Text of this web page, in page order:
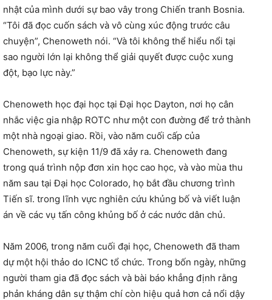
nhật của mình dưới sự bao vây trong Chiến tranh Bosnia.
“Tôi đã đọc cuốn sách và vô cùng xúc động trước câu
chuyện”, Chenoweth nói. “Và tôi không thể hiểu nổi tại
sao người lớn lại không thể giải quyết được cuộc xung
đột, bạo lực này.”
Chenoweth học đại học tại Đại học Dayton, nơi họ cân
nhắc việc gia nhập ROTC như một con đường để trở thành
một nhà ngoại giao. Rồi, vào năm cuối cấp của
Chenoweth, sự kiện 11/9 đã xảy ra. Chenoweth đang
trong quá trình nộp đơn xin học cao học, và vào mùa thu
năm sau tại Đại học Colorado, họ bắt đầu chương trình
Tiến sĩ. trong lĩnh vực nghiên cứu khủng bố và viết luận
án về các vụ tấn công khủng bố ở các nước dân chủ.
Năm 2006, trong năm cuối đại học, Chenoweth đã tham
dự một hội thảo do ICNC tổ chức. Trong bốn ngày, những
người tham gia đã đọc sách và bài báo khẳng định rằng
phản kháng dân sự thậm chí còn hiệu quả hơn cả nổi dậy